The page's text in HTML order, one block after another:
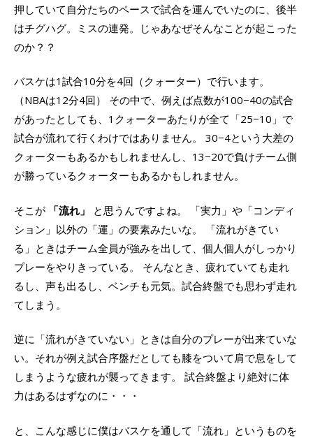
押していて自分たちのペースで試合を運んでいたのに、後半
はチグハグ。ミスの連発。じゃあなぜそんなことが起こった
のか？？
バスケは1試合10分を4回（クォーター）で行います。
（NBAは12分4回） その中で、例えば点数が100−40の試合
があったとしても、1クォーターあたりが全て「25−10」で
試合が流れて行くわけではありません。 30−4という大差の
クォーターもあるかもしれませんし、13−20で負けチーム側
が勝っているクォーターもあるかもしれません。
そこが 「流れ」
と思うんですよね。 「実力」や「コンディ
ション」以外の「運」の要素みたいな。 「流れがきてい
る」ときはチーム全員が強みを出して、個人個人がしっかり
プレーをやりきっている。 そんなとき、疲れていても走れ
るし、声も出るし、ベンチも元気。試合終盤でも思わず走れ
てしまう。
逆に「流れがきていない」ときは自分のプレーが出来ていな
い。それが例え試合序盤だとしても膝をついて肩で息をして
しまうような疲れが襲ってきます。 試合終盤より絶対に体
力はあるはずなのに・・・
と、こんな感じに僕はバスケを通して「流れ」というものを